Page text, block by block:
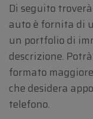
Di seguito
auto è fornita di
un portfolio di
descrizione.
formato
che desidera
telefono.